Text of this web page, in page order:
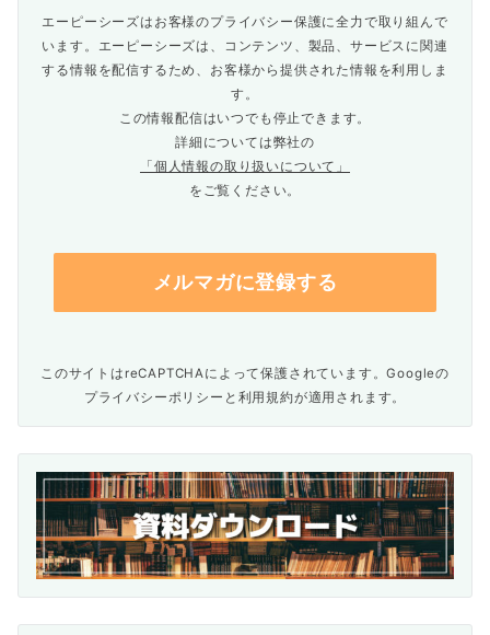
エーピーシーズはお客様のプライバシー保護に全力で取り組んで
います。エーピーシーズは、コンテンツ、製品、サービスに関連
する情報を配信するため、お客様から提供された情報を利用しま
す。
この情報配信はいつでも停止できます。
詳細については弊社の
「個人情報の取り扱いについて」
をご覧ください。
このサイトはreCAPTCHAによって保護されています。Googleの
プライバシーポリシー と 利用規約が適用されます。